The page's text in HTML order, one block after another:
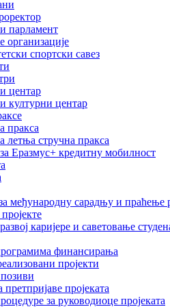
парламент
организације
спортски савез
центар
културни центар
пракса
летња стручна пракса
Еразмус+ кредитну мобилност
међународну сарадњу и праћење
каријере и саветовање
финансирања
пројекти
пројеката
за руководиоце пројеката